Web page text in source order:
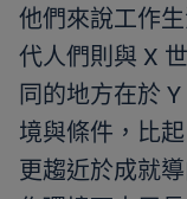
他們來說工作
代人們則與 X
同的地方在於
境與條件，比
更趨近於成就